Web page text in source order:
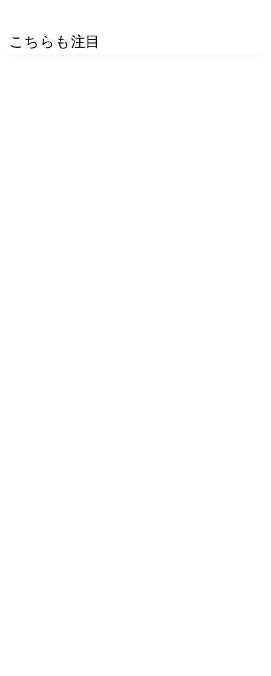
こちらも注目